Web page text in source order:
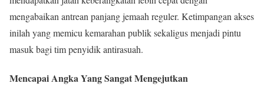
mengabaikan antrean panjang jemaah reguler. Ketimpangan akses
inilah yang memicu kemarahan publik sekaligus menjadi pintu
masuk bagi tim penyidik antirasuah.
Mencapai Angka Yang Sangat Mengejutkan